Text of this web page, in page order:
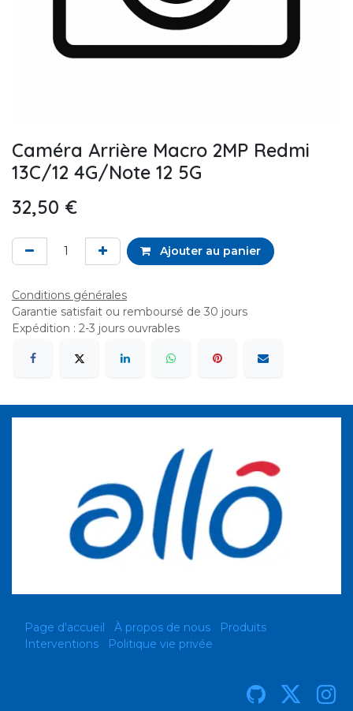
Caméra Arrière Macro 2MP Redmi
13C/12 4G/Note 12 5G
32,50 €
Ajouter au panier
Conditions générales
Garantie satisfait ou remboursé de 30 jours
Expédition : 2-3 jours ouvrables
Page d'accueil À propos de nous
Produits
Interventions
Politique vie privée